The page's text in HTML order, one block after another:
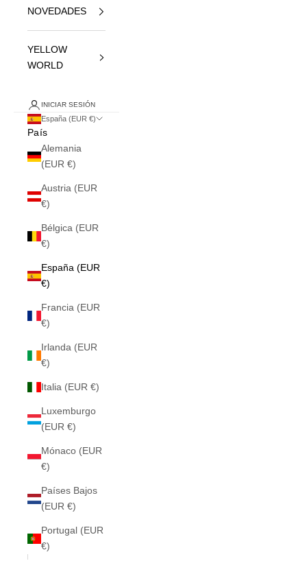
NOVEDADES
YELLOW
WORLD
INICIAR SESIÓN
España (EUR €)
País
Alemania
(EUR €)
Austria (EUR
€)
Bélgica (EUR
€)
España (EUR
€)
Francia (EUR
€)
Irlanda (EUR
€)
Italia (EUR €)
Luxemburgo
(EUR €)
Mónaco (EUR
€)
Países Bajos
(EUR €)
Portugal (EUR
€)